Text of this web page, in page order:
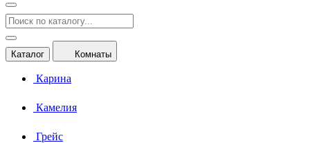
Каталог Комнаты
Карина
Камелия
Грейс